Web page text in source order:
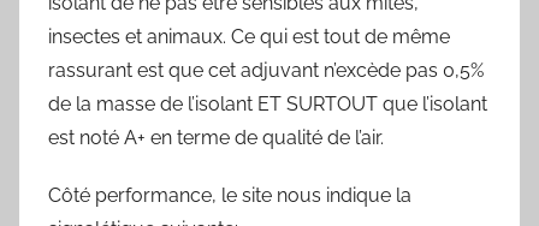
insectes et animaux. Ce qui est tout de même
rassurant est que cet adjuvant n’excède pas 0,5%
de la masse de l’isolant ET SURTOUT que l’isolant
est noté A+ en terme de qualité de l’air.
Côté performance, le site nous indique la